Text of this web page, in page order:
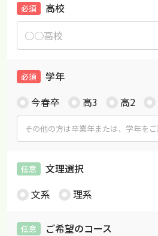
必須 高校
必須
学年
今春卒
高3 高2
任意
文理選択
文系
理系
任意 ご希望のコース